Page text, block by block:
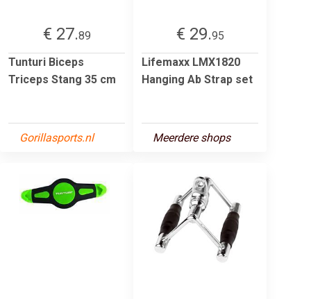
€ 27.89
Tunturi Biceps
Triceps Stang 35 cm
Gorillasports.nl
€ 29.95
Lifemaxx LMX1820
Hanging Ab Strap set
Meerdere shops